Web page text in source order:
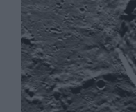
Derechos: